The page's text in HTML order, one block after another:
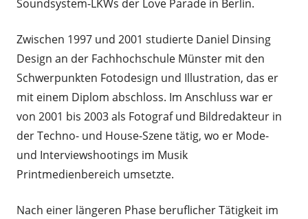
Soundsystem-LKWs der Love Parade in Berlin.
Zwischen 1997 und 2001 studierte Daniel Dinsing
Design an der Fachhochschule Münster mit den
Schwerpunkten Fotodesign und Illustration, das er
mit einem Diplom abschloss. Im Anschluss war er
von 2001 bis 2003 als Fotograf und Bildredakteur in
der Techno- und House-Szene tätig, wo er Mode-
und Interviewshootings im Musik
Printmedienbereich umsetzte.
Nach einer längeren Phase beruflicher Tätigkeit im